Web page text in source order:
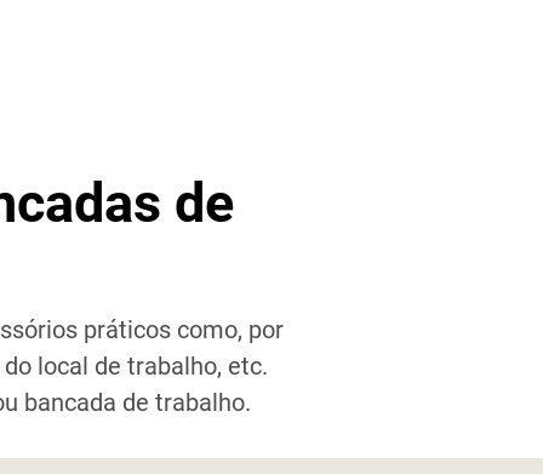
de
práticos como, por
local de trabalho, etc.
bancada de trabalho.